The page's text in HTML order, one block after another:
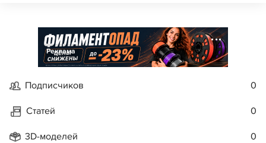
Реклама
Подписчиков 0
Статей 0
3D-моделей 0